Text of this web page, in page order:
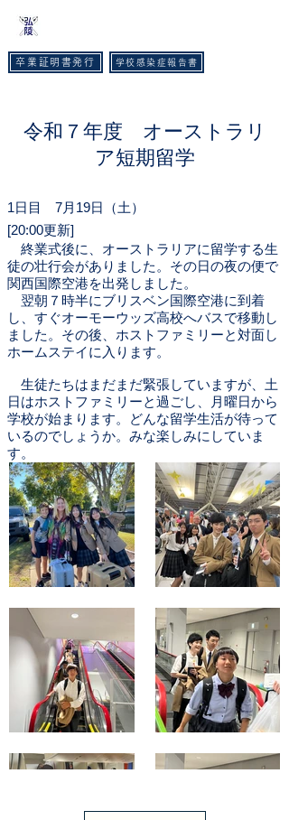
卒業証明書発行 学校感染症報告書
​令和７年度 オーストラリ
ア短期留学
1日目 7月19日（土）
[20:00更新]
終業式後に、オーストラリアに留学する生
徒の壮行会がありました。その日の夜の便で
関西国際空港を出発しました。
翌朝７時半にブリスベン国際空港に到着
し、すぐオーモーウッズ高校へバスで移動し
ました。その後、ホストファミリーと対面し
ホームステイに入ります。
生徒たちはまだまだ緊張していますが、土
日はホストファミリーと過ごし、月曜日から
学校が始まります。どんな留学生活が待って
いるのでしょうか。みな楽しみにしていま
す。